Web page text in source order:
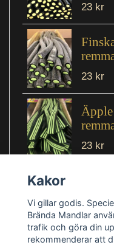
23 kr
23 kr
23 kr
Kakor
Vi gillar godis.
Brända Mandlar
trafik och göra din
rekommenderar att